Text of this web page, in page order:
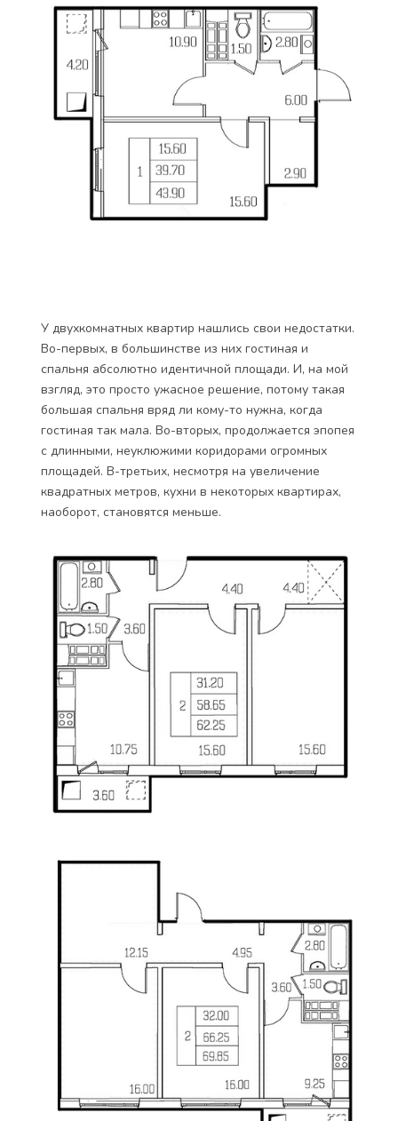
У двухкомнатных квартир нашлись свои недостатки.
Во-первых, в большинстве из них гостиная и
спальня абсолютно идентичной площади. И, на мой
взгляд, это просто ужасное решение, потому такая
большая спальня вряд ли кому-то нужна, когда
гостиная так мала. Во-вторых, продолжается эпопея
с длинными, неуклюжими коридорами огромных
площадей. В-третьих, несмотря на увеличение
квадратных метров, кухни в некоторых квартирах,
наоборот, становятся меньше.